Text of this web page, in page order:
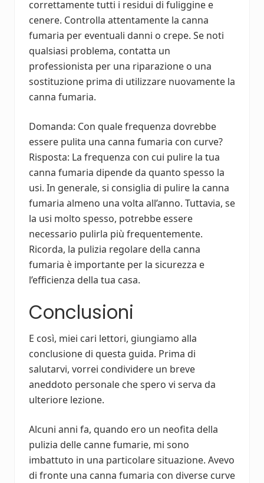
correttamente tutti i residui di fuliggine e
cenere. Controlla attentamente la canna
fumaria per eventuali danni o crepe. Se noti
qualsiasi problema, contatta un
professionista per una riparazione o una
sostituzione prima di utilizzare nuovamente la
canna fumaria.
Domanda: Con quale frequenza dovrebbe
essere pulita una canna fumaria con curve?
Risposta: La frequenza con cui pulire la tua
canna fumaria dipende da quanto spesso la
usi. In generale, si consiglia di pulire la canna
fumaria almeno una volta all’anno. Tuttavia, se
la usi molto spesso, potrebbe essere
necessario pulirla più frequentemente.
Ricorda, la pulizia regolare della canna
fumaria è importante per la sicurezza e
l’efficienza della tua casa.
Conclusioni
E così, miei cari lettori, giungiamo alla
conclusione di questa guida. Prima di
salutarvi, vorrei condividere un breve
aneddoto personale che spero vi serva da
ulteriore lezione.
Alcuni anni fa, quando ero un neofita della
pulizia delle canne fumarie, mi sono
imbattuto in una particolare situazione. Avevo
di fronte una canna fumaria con diverse curve